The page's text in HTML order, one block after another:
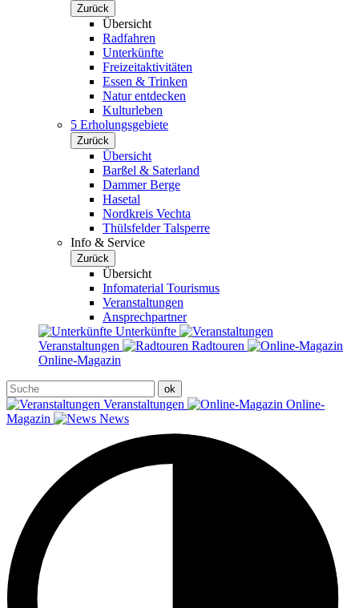
Zurück
Übersicht
Radfahren
Unterkünfte
Freizeitaktivitäten
Essen & Trinken
Natur entdecken
Kulturleben
5 Erholungsgebiete
Zurück
Übersicht
Barßel & Saterland
Dammer Berge
Hasetal
Nordkreis Vechta
Thülsfelder Talsperre
Info & Service
Zurück
Übersicht
Infomaterial Tourismus
Veranstaltungen
Ansprechpartner
Unterkünfte
Veranstaltungen
Radtouren
Online-Magazin
Veranstaltungen
Online-
Magazin
News